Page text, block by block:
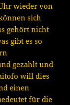
wieder von
sich
gehört nicht
gibt es so
gezahlt und
will dies
einen
für die